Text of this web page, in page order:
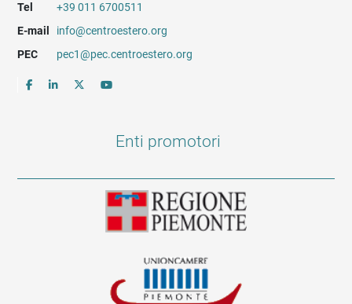
Tel
+39 011 6700511
E-mail
info@centroestero.org
PEC
pec1@pec.centroestero.org
Enti promotori